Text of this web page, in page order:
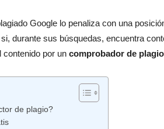
Google lo penaliza con una
durante sus búsquedas, encuentra
contenido por un comprobador de plagio
de plagio?